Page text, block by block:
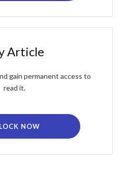
Article
gain permanent access to
read it.
NOW